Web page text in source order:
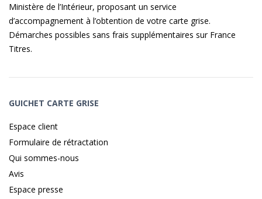
Ministère de l’Intérieur, proposant un service
d’accompagnement à l’obtention de votre carte grise.
Démarches possibles sans frais supplémentaires sur France
Titres.
GUICHET CARTE GRISE
Espace client
Formulaire de rétractation
Qui sommes-nous
Avis
Espace presse